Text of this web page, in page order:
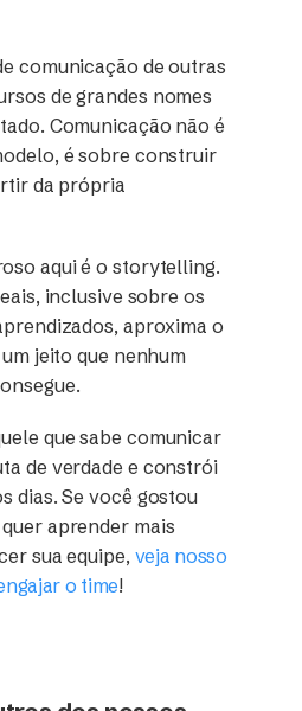
comunicação de outras
de grandes nomes
Comunicação não é
é sobre construir
da própria
aqui é o storytelling.
inclusive sobre os
aproxima o
jeito que nenhum
que sabe comunicar
de verdade e constrói
dias. Se você gostou
aprender mais
sua equipe, veja nosso
o time!